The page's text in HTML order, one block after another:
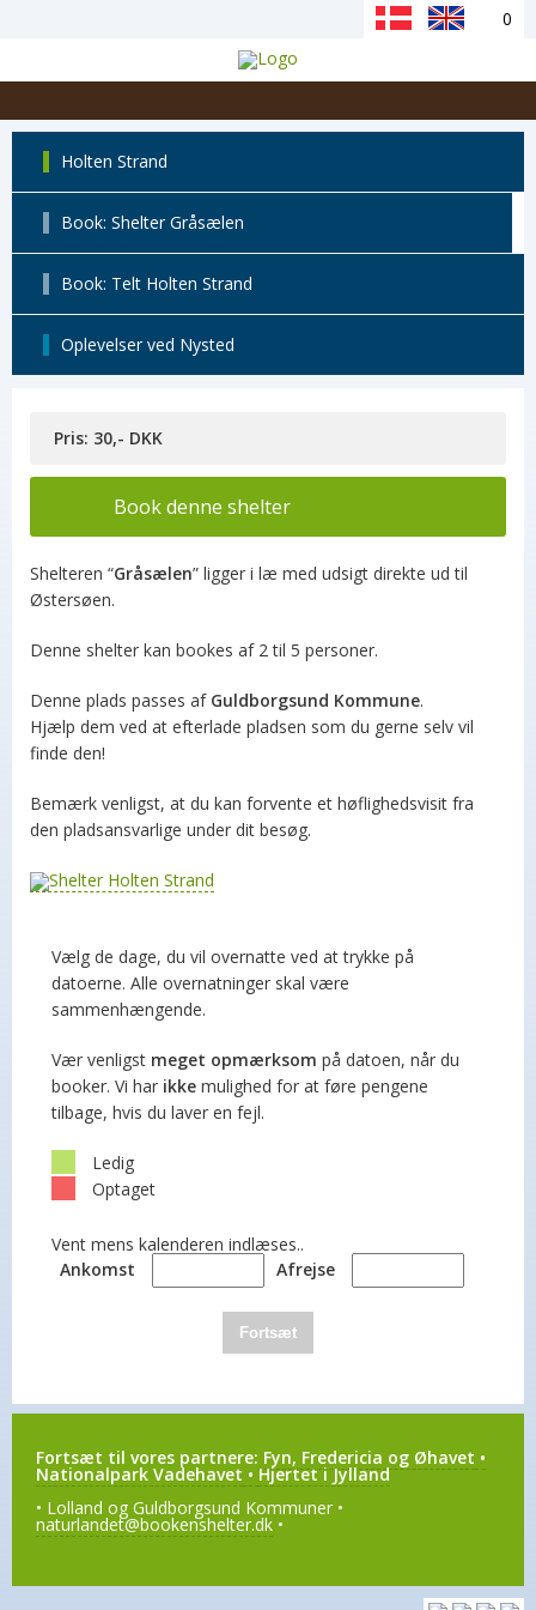
0
Holten Strand
Book: Shelter Gråsælen
Book: Telt Holten Strand
Oplevelser ved Nysted
Pris: 30,- DKK
Book denne shelter
Shelteren “Gråsælen” ligger i læ med udsigt direkte ud til
Østersøen.
Denne shelter kan bookes af 2 til 5 personer.
Denne plads passes af Guldborgsund Kommune.
Hjælp dem ved at efterlade pladsen som du gerne selv vil
finde den!
Bemærk venligst, at du kan forvente et høflighedsvisit fra
den pladsansvarlige under dit besøg.
Vælg de dage, du vil overnatte ved at trykke på
datoerne. Alle overnatninger skal være
sammenhængende.
Vær venligst meget opmærksom på datoen, når du
booker. Vi har ikke mulighed for at føre pengene
tilbage, hvis du laver en fejl.
Ledig
Optaget
Vent mens kalenderen indlæses..
Ankomst
Afrejse
Fortsæt
Fortsæt til vores partnere: Fyn, Fredericia og Øhavet •
Nationalpark Vadehavet • Hjertet i Jylland
• Lolland og Guldborgsund Kommuner •
naturlandet@bookenshelter.dk •